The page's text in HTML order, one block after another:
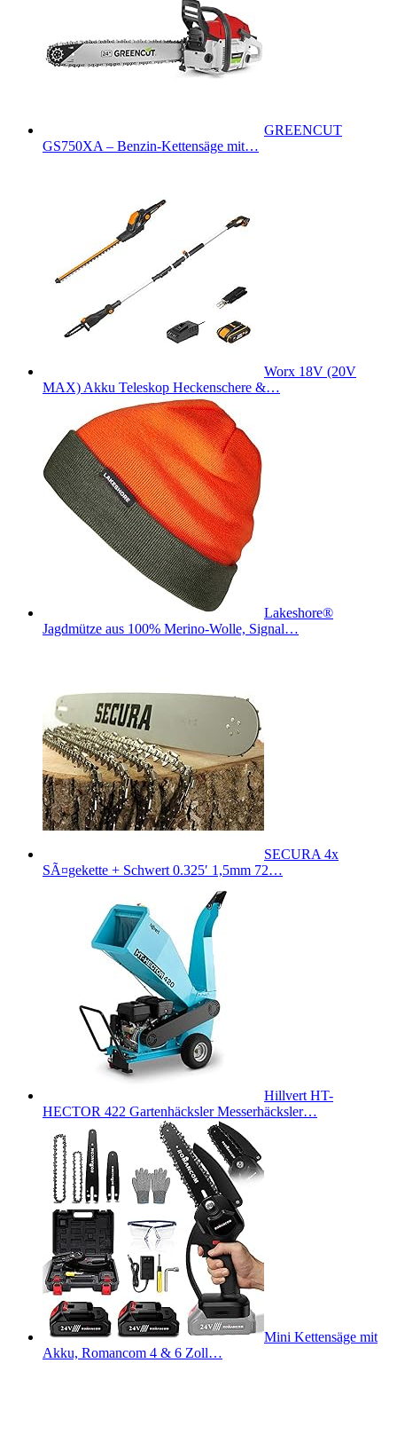
GREENCUT
GS750XA – Benzin-Kettensäge mit…
Worx 18V (20V
MAX) Akku Teleskop Heckenschere &…
Lakeshore®
Jagdmütze aus 100% Merino-Wolle, Signal…
SECURA 4x
SÃ¤gekette + Schwert 0.325′ 1,5mm 72…
Hillvert HT-
HECTOR 422 Gartenhäcksler Messerhäcksler…
Mini Kettensäge mit
Akku, Romancom 4 & 6 Zoll…